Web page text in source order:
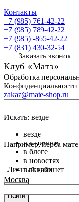
Контакты
+7 (985) 761-42-22
+7 (985) 789-42-22
+7 (985) -865-42-22
+7 (831) 430-32-54
Заказать звонок
Клуб «Матэ»
Обработка
zakaz@mate-shop.ru
Искать: везде
везде
в каталоге
в блоге
в новостях
в акциях
Найти
Например,йерба мате
Личный кабинет
Москва